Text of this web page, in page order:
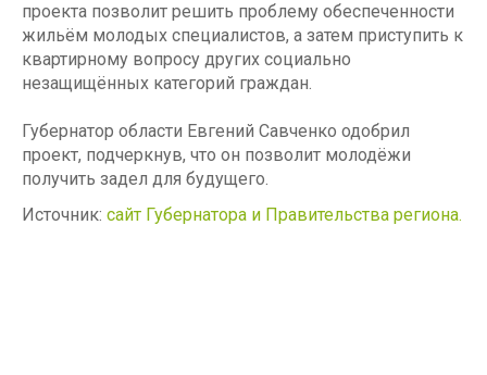
проекта позволит решить проблему обеспеченности
жильём молодых специалистов, а затем приступить к
квартирному вопросу других социально
незащищённых категорий граждан.
Губернатор области Евгений Савченко одобрил
проект, подчеркнув, что он позволит молодёжи
получить задел для будущего.
Источник: сайт Губернатора и Правительства региона.